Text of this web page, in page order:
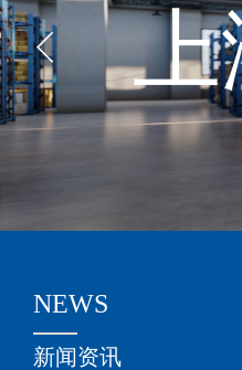
上
关于我们
新闻资讯
NEWS